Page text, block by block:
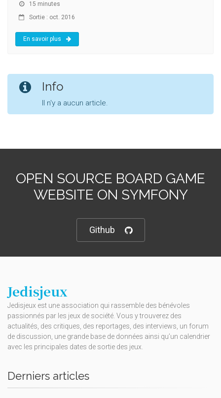
15 minutes
Sortie : oct. 2016
En savoir plus
Info
Il n'y a aucun article.
OPEN SOURCE BOARD GAME
WEBSITE ON SYMFONY
Github
Jedisjeux
Jedisjeux est une association qui rassemble des bénévoles
passionnés par les jeux de société. Vous y trouverez des
actualités, des critiques, des reportages, des interviews, un forum
de discussion, une grande base de données ainsi qu’un calendrier
avec les principales dates de sortie des jeux.
Derniers articles